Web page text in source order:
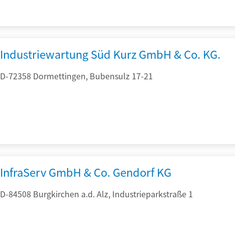
Industriewartung Süd Kurz GmbH & Co. KG.
D-72358 Dormettingen, Bubensulz 17-21
InfraServ GmbH & Co. Gendorf KG
D-84508 Burgkirchen a.d. Alz, Industrieparkstraße 1